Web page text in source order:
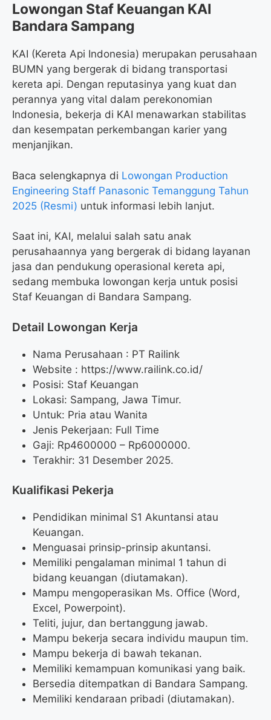
Lowongan Staf Keuangan KAI
Bandara Sampang
KAI (Kereta Api Indonesia) merupakan perusahaan
BUMN yang bergerak di bidang transportasi
kereta api. Dengan reputasinya yang kuat dan
perannya yang vital dalam perekonomian
Indonesia, bekerja di KAI menawarkan stabilitas
dan kesempatan perkembangan karier yang
menjanjikan.
Baca selengkapnya di Lowongan Production
Engineering Staff Panasonic Temanggung Tahun
2025 (Resmi) untuk informasi lebih lanjut.
Saat ini, KAI, melalui salah satu anak
perusahaannya yang bergerak di bidang layanan
jasa dan pendukung operasional kereta api,
sedang membuka lowongan kerja untuk posisi
Staf Keuangan di Bandara Sampang.
Detail Lowongan Kerja
Nama Perusahaan : PT Railink
Website : https://www.railink.co.id/
Posisi: Staf Keuangan
Lokasi: Sampang, Jawa Timur.
Untuk: Pria atau Wanita
Jenis Pekerjaan: Full Time
Gaji: Rp4600000 – Rp6000000.
Terakhir: 31 Desember 2025.
Kualifikasi Pekerja
Pendidikan minimal S1 Akuntansi atau
Keuangan.
Menguasai prinsip-prinsip akuntansi.
Memiliki pengalaman minimal 1 tahun di
bidang keuangan (diutamakan).
Mampu mengoperasikan Ms. Office (Word,
Excel, Powerpoint).
Teliti, jujur, dan bertanggung jawab.
Mampu bekerja secara individu maupun tim.
Mampu bekerja di bawah tekanan.
Memiliki kemampuan komunikasi yang baik.
Bersedia ditempatkan di Bandara Sampang.
Memiliki kendaraan pribadi (diutamakan).